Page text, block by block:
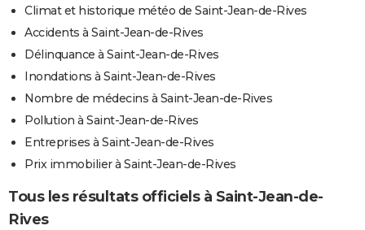
Climat et historique météo de Saint-Jean-de-Rives
Accidents à Saint-Jean-de-Rives
Délinquance à Saint-Jean-de-Rives
Inondations à Saint-Jean-de-Rives
Nombre de médecins à Saint-Jean-de-Rives
Pollution à Saint-Jean-de-Rives
Entreprises à Saint-Jean-de-Rives
Prix immobilier à Saint-Jean-de-Rives
Tous les résultats officiels à Saint-Jean-de-
Rives